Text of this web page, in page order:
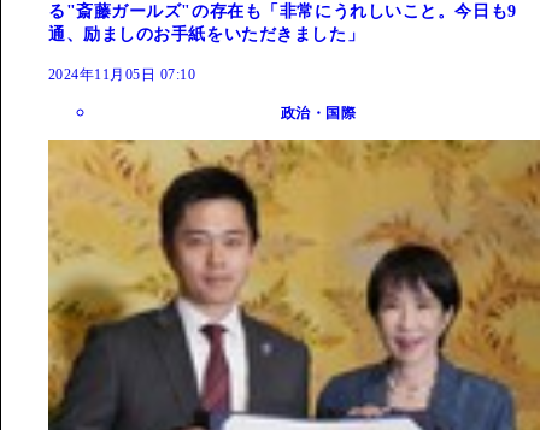
る"斎藤ガールズ"の存在も「非常にうれしいこと。今日も9
通、励ましのお手紙をいただきました」
2024年11月05日 07:10
政治・国際